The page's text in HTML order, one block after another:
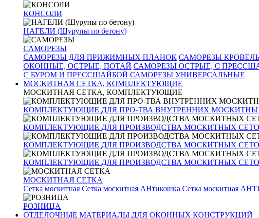
КОНСОЛИ
НАГЕЛИ (Шурупы по бетону)
САМОРЕЗЫ
САМОРЕЗЫ ДЛЯ ПРИЖИМНЫХ ПЛАНОК САМОРЕЗЫ
ОКОННЫЕ, ОСТРЫЕ, ПОТАЙ САМОРЕЗЫ ОСТРЫЕ, С
С БУРОМ И ПРЕССШАЙБОЙ САМОРЕЗЫ УНИВЕРСАЛЬНЫЕ
МОСКИТНАЯ СЕТКА, КОМПЛЕКТУЮЩИЕ
МОСКИТНАЯ СЕТКА, КОМПЛЕКТУЮЩИЕ
КОМПЛЕКТУЮЩИЕ ДЛЯ ПРО-ТВА ВНУТРЕННИХ
КОМПЛЕКТУЮЩИЕ ДЛЯ ПРОИЗВОДСТВА МОСКИТНЫХ
КОМПЛЕКТУЮЩИЕ ДЛЯ ПРОИЗВОДСТВА МОСКИТНЫХ
КОМПЛЕКТУЮЩИЕ ДЛЯ ПРОИЗВОДСТВА МОСКИТНЫХ
МОСКИТНАЯ СЕТКА
Сетка москитная Сетка москитная АНтикошка Сетка москитная
РОЗНИЦА
ОТДЕЛОЧНЫЕ МАТЕРИАЛЫ ДЛЯ ОКОННЫХ КОНСТРУКЦИЙ